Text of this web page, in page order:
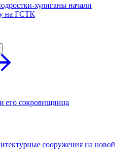
хулиганы начали
на ГСТК
его сокровищница
сооружения на новой